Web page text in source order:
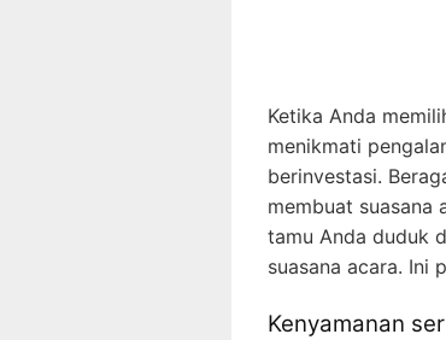
Ketika Anda
menikmati
berinvestasi.
membuat suasana
tamu Anda duduk
suasana acara. Ini
Kenyamanan